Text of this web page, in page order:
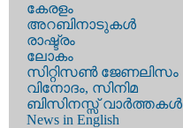
കേരളം
അറബിനാടുകള്‍
രാഷ്ട്രം
ലോകം
സിറ്റിസണ്‍ ജേണലിസം
വിനോദം, സിനിമ
ബിസിനസ്സ് വാര്‍ത്തകള്‍
News in English